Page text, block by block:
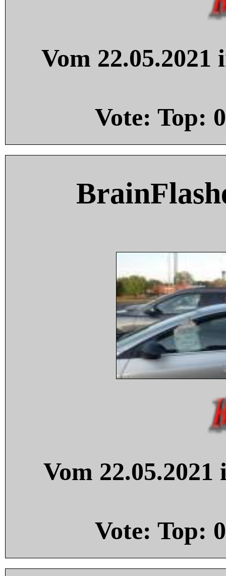
Vom
Vote: Top: 0
Vom
Vote: Top: 0